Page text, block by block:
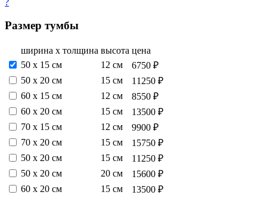
?
Размер тумбы
ширина х толщина высота цена
50 х 15 см
12 см
6750 ₽
50 х 20 см
15 см
11250 ₽
60 х 15 см
12 см
8550 ₽
60 х 20 см
15 см
13500 ₽
70 х 15 см
12 см
9900 ₽
70 х 20 см
15 см
15750 ₽
50 х 20 см
15 см
11250 ₽
50 х 20 см
20 см
15600 ₽
60 х 20 см
15 см
13500 ₽